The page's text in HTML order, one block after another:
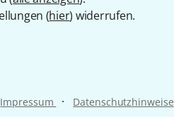
(hier) widerrufen.
Impressum · Datenschutzhinweise
Stahl